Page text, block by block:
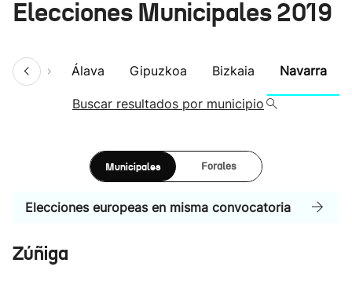
Elecciones Municipales 2019
Álava Gipuzkoa Bizkaia Navarra
Buscar resultados por municipio
Municipales Forales
Elecciones europeas en misma convocatoria
Zúñiga